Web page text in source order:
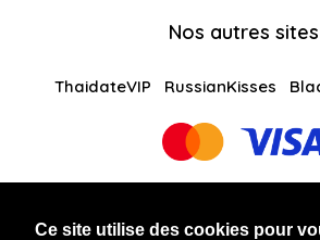
Ce site utilise des cookies pour
Nos autres sites
ThaidateVIP RussianKisses
Global Solutions Medias LLC 30 N
WY 82801